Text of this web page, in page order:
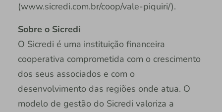
(www.sicredi.com.br/coop/vale-piquiri/).
Sobre o Sicredi
O Sicredi é uma instituição financeira
cooperativa comprometida com o crescimento
dos seus associados e com o
desenvolvimento das regiões onde atua. O
modelo de gestão do Sicredi valoriza a